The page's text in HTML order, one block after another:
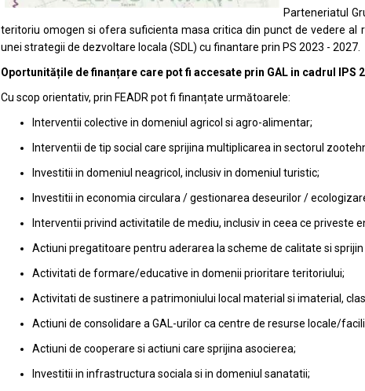
Parteneriatul
teritoriu omogen si ofera suficienta masa critica din punct de vedere al
unei strategii de dezvoltare locala (SDL) cu finantare prin PS 2023 - 2027.
Oportunitățile de finanțare care pot fi accesate prin GAL in cadrul IPS
Cu scop orientativ, prin FEADR pot fi finanțate următoarele:
Interventii colective in domeniul agricol si agro-alimentar;
Interventii de tip social care sprijina multiplicarea in sectorul
Investitii in domeniul neagricol, inclusiv in domeniul turistic;
Investitii in economia circulara / gestionarea deseurilor /
Interventii privind activitatile de mediu, inclusiv in ceea ce priveste
Actiuni pregatitoare pentru aderarea la scheme de calitate si
Activitati de formare/educative in domenii prioritare teritoriului;
Activitati de sustinere a patrimoniului local material si imaterial,
Actiuni de consolidare a GAL-urilor ca centre de resurse locale/
Actiuni de cooperare si actiuni care sprijina asocierea;
Investitii in infrastructura sociala si in domeniul sanatatii;